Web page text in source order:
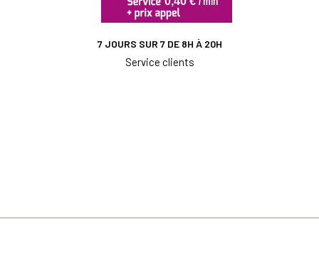
7 JOURS SUR 7 DE 8H À 20H
Service clients